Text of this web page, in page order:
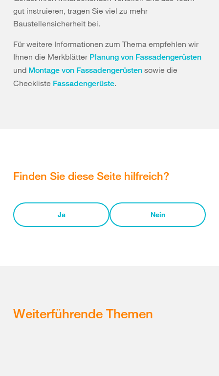
gut instruieren, tragen Sie viel zu mehr
Baustellensicherheit bei.
Für weitere Informationen zum Thema empfehlen wir
Ihnen die Merkblätter Planung von Fassadengerüsten
und Montage von Fassadengerüsten sowie die
Checkliste Fassadengerüste.
Finden Sie diese Seite hilfreich?
Ja Nein
Weiterführende Themen